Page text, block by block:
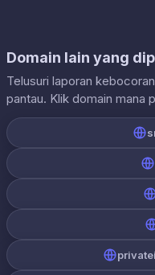
Domain lain yang
Telusuri laporan
pantau. Klik domain mana